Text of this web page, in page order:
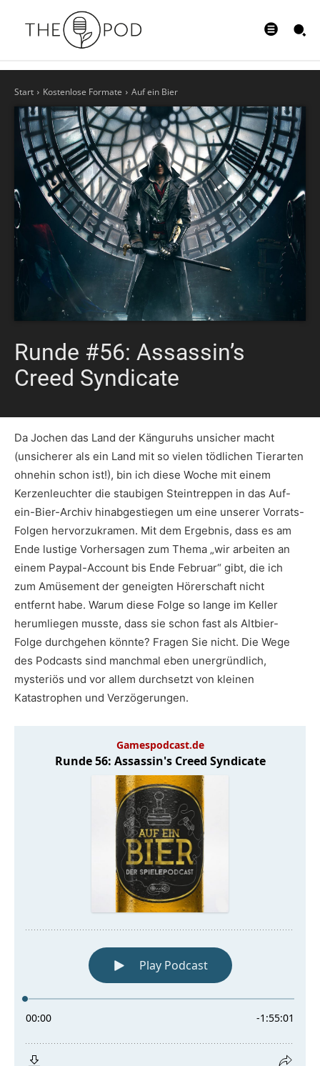
Start Kostenlose Formate Auf ein Bier
Runde #56: Assassin’s
Creed Syndicate
Da Jochen das Land der Känguruhs unsicher macht
(unsicherer als ein Land mit so vielen tödlichen Tierarten
ohnehin schon ist!), bin ich diese Woche mit einem
Kerzenleuchter die staubigen Steintreppen in das Auf-
ein-Bier-Archiv hinabgestiegen um eine unserer Vorrats-
Folgen hervorzukramen. Mit dem Ergebnis, dass es am
Ende lustige Vorhersagen zum Thema „wir arbeiten an
einem Paypal-Account bis Ende Februar“ gibt, die ich
zum Amüsement der geneigten Hörerschaft nicht
entfernt habe. Warum diese Folge so lange im Keller
herumliegen musste, dass sie schon fast als Altbier-
Folge durchgehen könnte? Fragen Sie nicht. Die Wege
des Podcasts sind manchmal eben unergründlich,
mysteriös und vor allem durchsetzt von kleinen
Katastrophen und Verzögerungen.